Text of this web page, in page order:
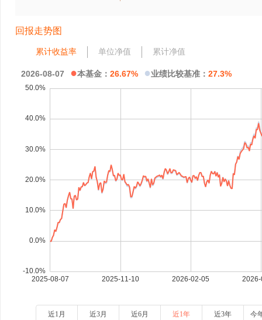
回报走势图
累计收益率 单位净值 累计净值
2026-08-07 ●本基金： 26.67% ●业绩比较基准： 27.3%
近1月 近3月 近6月 近1年 近3年 今